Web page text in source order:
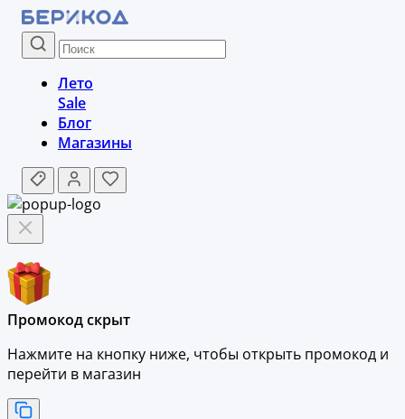
Лето
Sale
Блог
Магазины
Промокод скрыт
Нажмите на кнопку ниже, чтобы открыть промокод и
перейти в магазин